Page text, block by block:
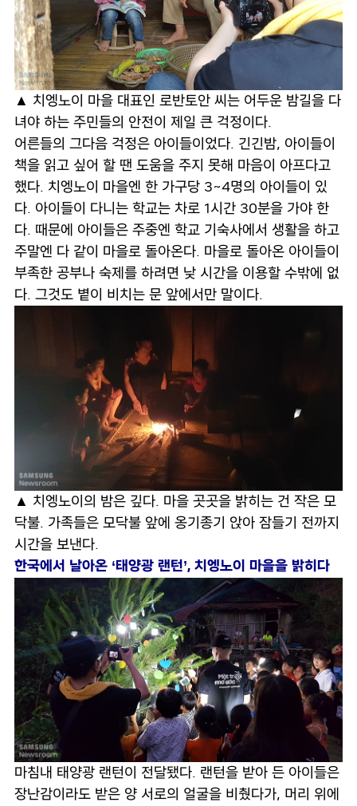
▲ 치엥노이 마을 대표인 로반토안 씨는 어두운 밤길을 다
녀야 하는 주민들의 안전이 제일 큰 걱정이다.
어른들의 그다음 걱정은 아이들이었다. 긴긴밤, 아이들이
책을 읽고 싶어 할 땐 도움을 주지 못해 마음이 아프다고
했다. 치엥노이 마을엔 한 가구당 3~4명의 아이들이 있
다. 아이들이 다니는 학교는 차로 1시간 30분을 가야 한
다. 때문에 아이들은 주중엔 학교 기숙사에서 생활을 하고
주말엔 다 같이 마을로 돌아온다. 마을로 돌아온 아이들이
부족한 공부나 숙제를 하려면 낮 시간을 이용할 수밖에 없
다. 그것도 볕이 비치는 문 앞에서만 말이다.
▲ 치엥노이의 밤은 깊다. 마을 곳곳을 밝히는 건 작은 모
닥불. 가족들은 모닥불 앞에 옹기종기 앉아 잠들기 전까지
시간을 보낸다.
한국에서 날아온 ‘태양광 랜턴’, 치엥노이 마을을 밝히다
마침내 태양광 랜턴이 전달됐다. 랜턴을 받아 든 아이들은
장난감이라도 받은 양 서로의 얼굴을 비췄다가, 머리 위에